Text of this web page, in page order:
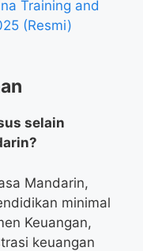
Training and
(Resmi)
selain
Mandarin,
minimal
Keuangan,
keuangan